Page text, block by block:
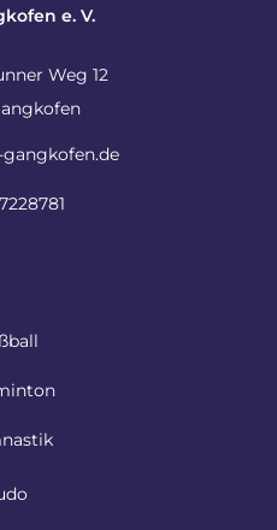
e. V.
Weg 12